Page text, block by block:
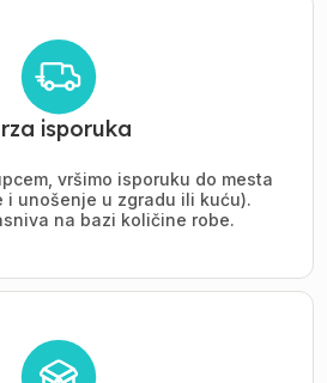
isporuka
vršimo isporuku do mesta
i unošenje u zgradu ili kuću).
na bazi količine robe.